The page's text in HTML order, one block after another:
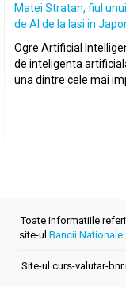
Matei Stratan, fiul
de AI de la Iasi in
Ogre Artificial
de inteligenta
una dintre cele mai
Toate informatiile
site-ul Bancii Nationale
Site-ul curs-valutar-